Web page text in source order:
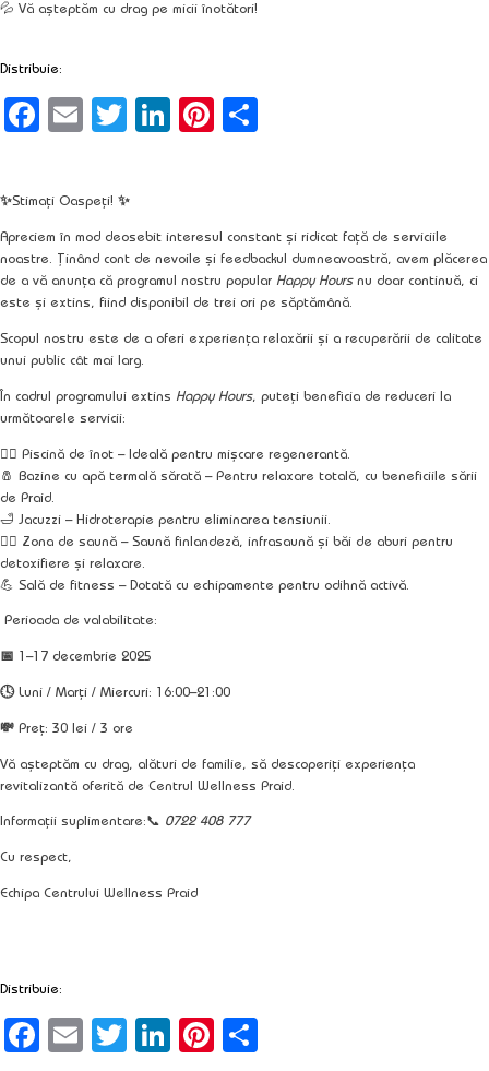
💦 Vă așteptăm cu drag pe micii înotători!
Distribuie:
Facebook
EmailTwitter
LinkedInPinterest
✨Stimați Oaspeți! ✨
Apreciem în mod deosebit interesul constant și ridicat față de serviciile
noastre. Ținând cont de nevoile și feedbackul dumneavoastră, avem plăcerea
de a vă anunța că programul nostru popular Happy Hoursnu doar continuă, ci
este și extins, fiind disponibil de trei ori pe săptămână.
Scopul nostru este de a oferi experiența relaxării și a recuperării de calitate
unui public cât mai larg.
În cadrul programului extins Happy Hours, puteți beneficia de reduceri la
următoarele servicii:
🏊‍♂️ Piscină de înot – Ideală pentru mișcare regenerantă.
🧂 Bazine cu apă termală sărată – Pentru relaxare totală, cu beneficiile sării
de Praid.
🛁 Jacuzzi – Hidroterapie pentru eliminarea tensiunii.
🧖‍♀️ Zona de saună – Saună finlandeză, infrasaună și băi de aburi pentru
detoxifiere și relaxare.
💪 Sală de fitness – Dotată cu echipamente pentru odihnă activă.
Perioada de valabilitate:
📅 1–17 decembrie 2025
🕓Luni / Marți / Miercuri: 16:00–21:00
💸 Preț: 30 lei / 3 ore
Vă așteptăm cu drag, alături de familie, să descoperiți experiența
revitalizantă oferită de Centrul Wellness Praid.
Informații suplimentare:📞 0722 408 777
Cu respect,
Echipa Centrului Wellness Praid
Distribuie:
Facebook
EmailTwitter
LinkedInPinterest